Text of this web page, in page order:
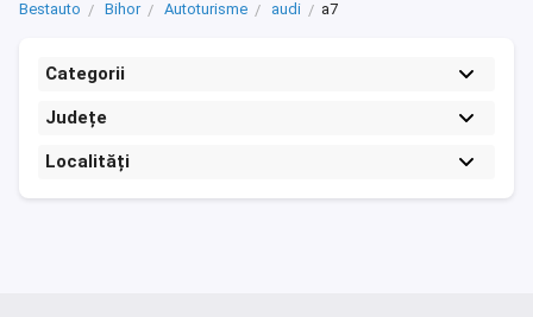
Bestauto Bihor Autoturisme audi a7
Categorii
Județe
Localități